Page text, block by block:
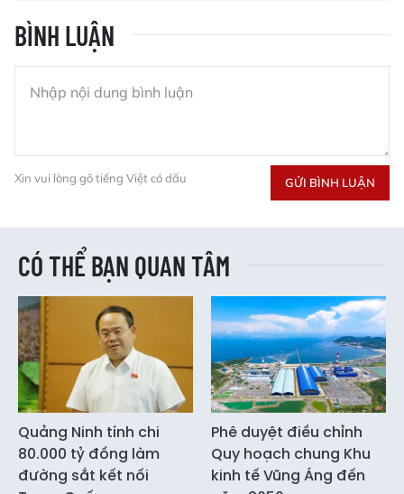
BÌNH LUẬN
Xin vui lòng gõ tiếng Việt có dấu GỬI BÌNH LUẬN
CÓ THỂ BẠN QUAN TÂM
Quảng Ninh tính chi
80.000 tỷ đồng làm
đường sắt kết nối
Phê duyệt điều chỉnh
Quy hoạch chung Khu
kinh tế Vũng Áng đến